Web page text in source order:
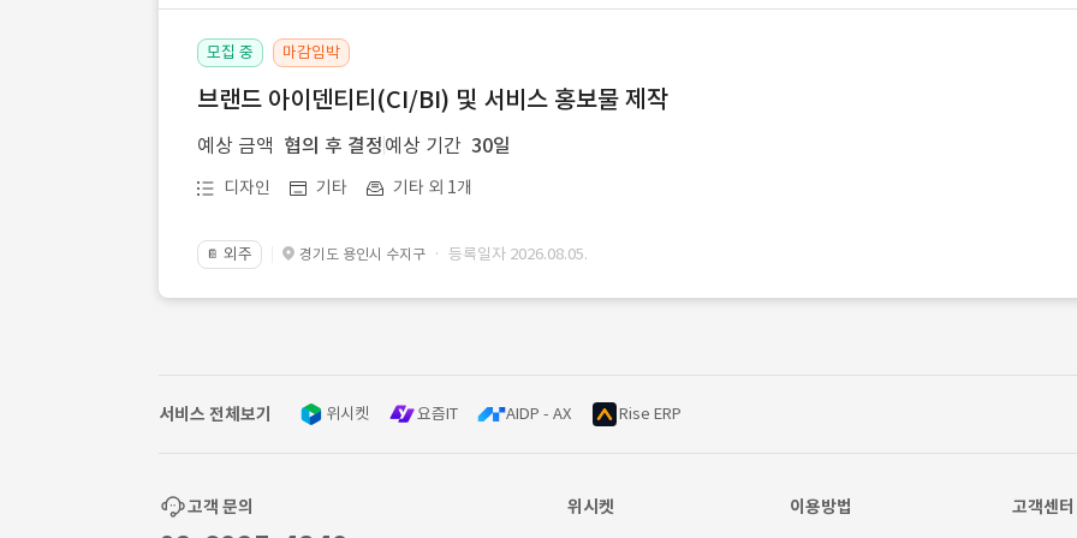
모집 중 마감임박
브랜드 아이덴티티(CI/BI) 및 서비스 홍보물 제작
예상 금액 협의 후 결정 예상 기간 30일
디자인 기타 기타 외 1개
📔 외주 경기도 용인시 수지구 · 등록일자 2026.08.05.
서비스 전체보기 위시켓 요즘IT AIDP - AX Rise ERP
고객 문의 위시켓 이용방법 고객센터